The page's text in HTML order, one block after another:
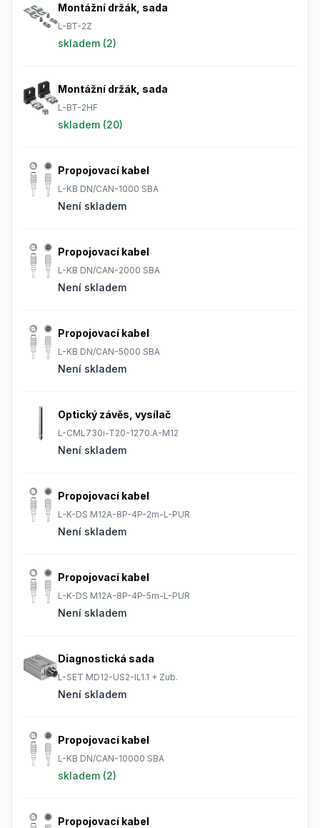
Montážní držák, sada
L-BT-2Z
skladem (2)
Montážní držák, sada
L-BT-2HF
skladem (20)
Propojovací kabel
L-KB DN/CAN-1000 SBA
Není skladem
Propojovací kabel
L-KB DN/CAN-2000 SBA
Není skladem
Propojovací kabel
L-KB DN/CAN-5000 SBA
Není skladem
Optický závěs, vysílač
L-CML730i-T20-1270.A-M12
Není skladem
Propojovací kabel
L-K-DS M12A-8P-4P-2m-L-PUR
Není skladem
Propojovací kabel
L-K-DS M12A-8P-4P-5m-L-PUR
Není skladem
Diagnostická sada
L-SET MD12-US2-IL1.1 + Zub.
Není skladem
Propojovací kabel
L-KB DN/CAN-10000 SBA
skladem (2)
Propojovací kabel